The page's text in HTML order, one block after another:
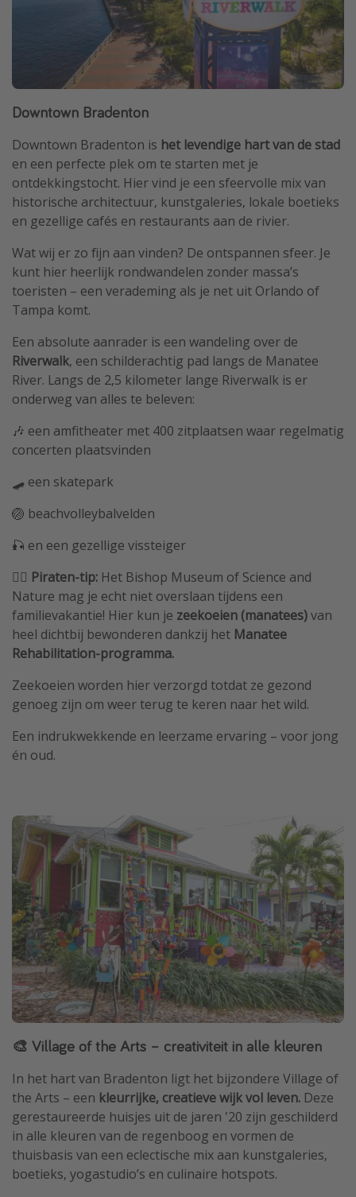
Downtown Bradenton
Downtown Bradenton is het levendige hart van de stad
en een perfecte plek om te starten met je
ontdekkingstocht. Hier vind je een sfeervolle mix van
historische architectuur, kunstgaleries, lokale boetieks
en gezellige cafés en restaurants aan de rivier.
Wat wij er zo fijn aan vinden? De ontspannen sfeer. Je
kunt hier heerlijk rondwandelen zonder massa’s
toeristen – een verademing als je net uit Orlando of
Tampa komt.
Een absolute aanrader is een wandeling over de
Riverwalk, een schilderachtig pad langs de Manatee
River. Langs de 2,5 kilometer lange Riverwalk is er
onderweg van alles te beleven:
🎶 een amfitheater met 400 zitplaatsen waar regelmatig
concerten plaatsvinden
🛹 een skatepark
🏐 beachvolleybalvelden
🎣 en een gezellige vissteiger
🏴‍☠️ Piraten-tip: Het Bishop Museum of Science and
Nature mag je echt niet overslaan tijdens een
familievakantie! Hier kun je zeekoeien (manatees)van
heel dichtbij bewonderen dankzij het Manatee
Rehabilitation-programma.
Zeekoeien worden hier verzorgd totdat ze gezond
genoeg zijn om weer terug te keren naar het wild.
Een indrukwekkende en leerzame ervaring – voor jong
én oud.
🎨 Village of the Arts – creativiteit in alle kleuren
In het hart van Bradenton ligt het bijzondere Village of
the Arts – een kleurrijke, creatieve wijk vol leven. Deze
gerestaureerde huisjes uit de jaren '20 zijn geschilderd
in alle kleuren van de regenboog en vormen de
thuisbasis van een eclectische mix aan kunstgaleries,
boetieks, yogastudio’s en culinaire hotspots.